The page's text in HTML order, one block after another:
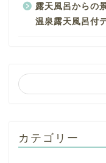
露天風呂からの
温泉露天風呂付
カテゴリー